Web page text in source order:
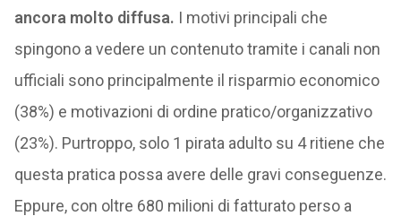
ancora molto diffusa. I motivi principali che
spingono a vedere un contenuto tramite i canali non
ufficiali sono principalmente il risparmio economico
(38%) e motivazioni di ordine pratico/organizzativo
(23%). Purtroppo, solo 1 pirata adulto su 4 ritiene che
questa pratica possa avere delle gravi conseguenze.
Eppure, con oltre 680 milioni di fatturato perso a